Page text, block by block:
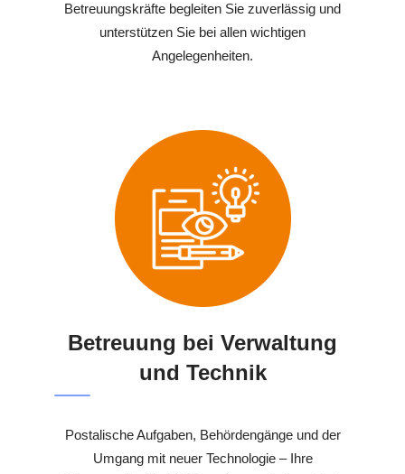
Betreuungskräfte begleiten Sie zuverlässig und
unterstützen Sie bei allen wichtigen
Angelegenheiten.
Betreuung bei Verwaltung
und Technik
Postalische Aufgaben, Behördengänge und der
Umgang mit neuer Technologie – Ihre